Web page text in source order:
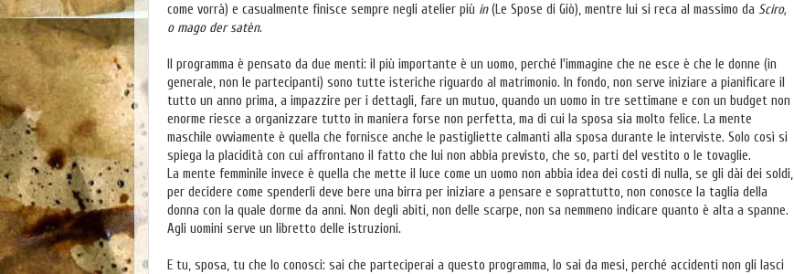
come vorrà) e casualmente finisce sempre negli atelier più in(Le Spose di Giò), mentre lui si reca al massimo da Sciro,
o mago der satèn.
Il programma è pensato da due menti: il più importante è un uomo, perché l'immagine che ne esce è che le donne (in
generale, non le partecipanti) sono tutte isteriche riguardo al matrimonio. In fondo, non serve iniziare a pianificare il
tutto un anno prima, a impazzire per i dettagli, fare un mutuo, quando un uomo in tre settimane e con un budget non
enorme riesce a organizzare tutto in maniera forse non perfetta, ma di cui la sposa sia molto felice. La mente
maschile ovviamente è quella che fornisce anche le pastigliette calmanti alla sposa durante le interviste. Solo così si
spiega la placidità con cui affrontano il fatto che lui non abbia previsto, che so, parti del vestito o le tovaglie.
La mente femminile invece è quella che mette il luce come un uomo non abbia idea dei costi di nulla, se gli dài dei soldi,
per decidere come spenderli deve bere una birra per iniziare a pensare e soprattutto, non conosce la taglia della
donna con la quale dorme da anni. Non degli abiti, non delle scarpe, non sa nemmeno indicare quanto è alta a spanne.
Agli uomini serve un libretto delle istruzioni.
E tu, sposa, tu che lo conosci: sai che parteciperai a questo programma, lo sai da mesi, perché accidenti non gli lasci